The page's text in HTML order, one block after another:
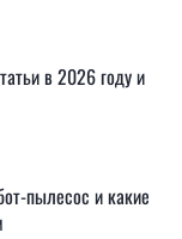
в 2026 году и
пылесос и какие